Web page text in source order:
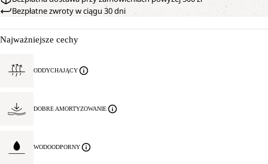
Bezpłatne zwroty w ciągu 30 dni
Najważniejsze cechy
ODDYCHAJĄCY
DOBRE AMORTYZOWANIE
WODOODPORNY